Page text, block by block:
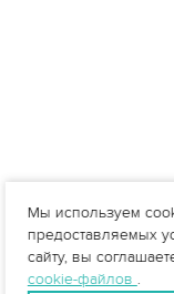
Мы используем
предоставляемых
сайту, вы
cookie-файлов .